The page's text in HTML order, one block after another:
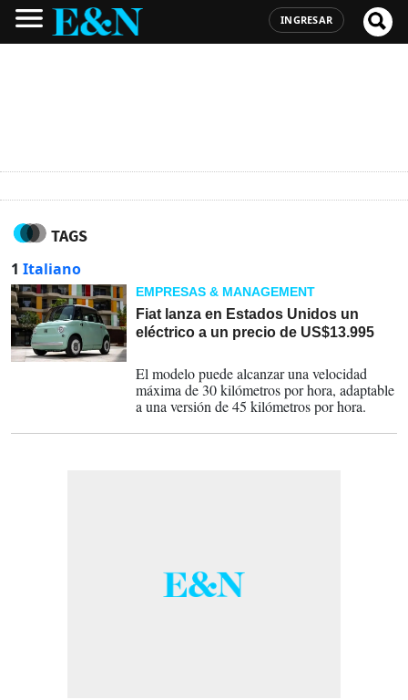
INGRESAR
TAGS
1 Italiano
EMPRESAS & MANAGEMENT
Fiat lanza en Estados Unidos un
eléctrico a un precio de US$13.995
El modelo puede alcanzar una velocidad
máxima de 30 kilómetros por hora, adaptable
a una versión de 45 kilómetros por hora.